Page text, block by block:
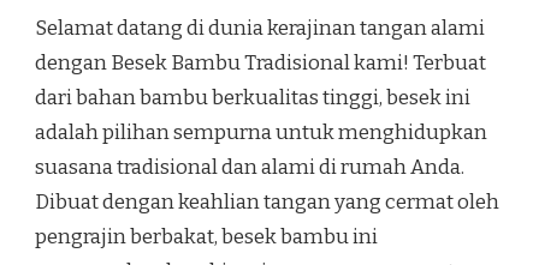
Selamat datang di dunia kerajinan tangan alami
dengan Besek Bambu Tradisional kami! Terbuat
dari bahan bambu berkualitas tinggi, besek ini
adalah pilihan sempurna untuk menghidupkan
suasana tradisional dan alami di rumah Anda.
Dibuat dengan keahlian tangan yang cermat oleh
pengrajin berbakat, besek bambu ini